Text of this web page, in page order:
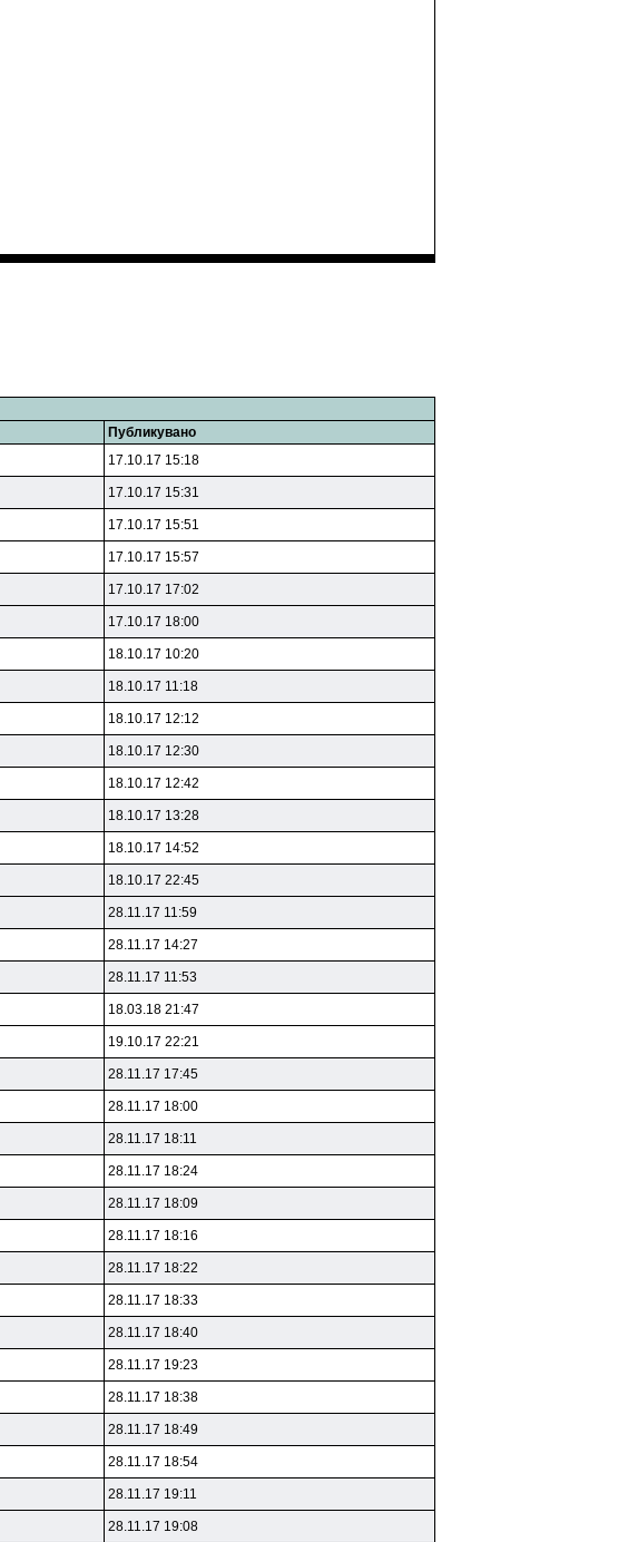
Публикувано
17.10.17 15:18
17.10.17 15:31
17.10.17 15:51
17.10.17 15:57
17.10.17 17:02
17.10.17 18:00
18.10.17 10:20
18.10.17 11:18
18.10.17 12:12
18.10.17 12:30
18.10.17 12:42
18.10.17 13:28
18.10.17 14:52
18.10.17 22:45
28.11.17 11:59
28.11.17 14:27
28.11.17 11:53
18.03.18 21:47
19.10.17 22:21
28.11.17 17:45
28.11.17 18:00
28.11.17 18:11
28.11.17 18:24
28.11.17 18:09
28.11.17 18:16
28.11.17 18:22
28.11.17 18:33
28.11.17 18:40
28.11.17 19:23
28.11.17 18:38
28.11.17 18:49
28.11.17 18:54
28.11.17 19:11
28.11.17 19:08